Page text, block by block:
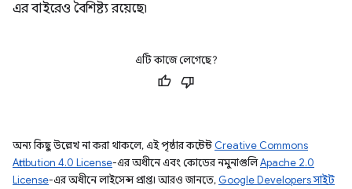
এর বাইরেও বৈশিষ্ট্য রয়েছে৷
এটি কাজে লেগেছে?
অন্য কিছু উল্লেখ না করা থাকলে, এই পৃষ্ঠার কন্টেন্ট Creative Commons
Attribution 4.0 License-এর অধীনে এবং কোডের নমুনাগুলিApache 2.0
License-এর অধীনে লাইসেন্স প্রাপ্ত। আরও জানতে, Google Developers সাইট